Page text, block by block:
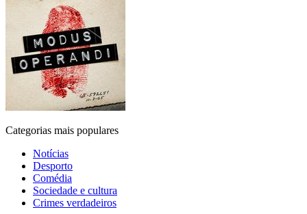
Categorias mais populares
Notícias
Desporto
Comédia
Sociedade e cultura
Crimes verdadeiros